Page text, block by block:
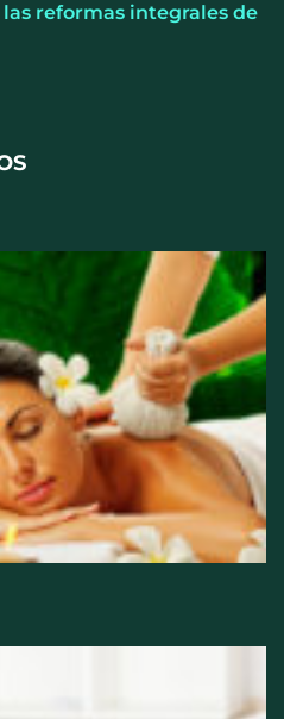
recuerdan que mirar el
puede provocar daños
reformas integrales de